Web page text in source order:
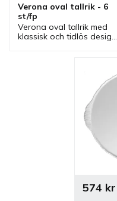
Verona oval tallrik - 6
st/fp
Verona oval tallrik med
klassisk och tidlös design
574 kr